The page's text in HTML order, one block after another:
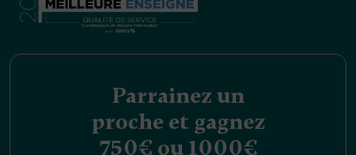
Parrainez un
proche et gagnez
750€ ou 1000€